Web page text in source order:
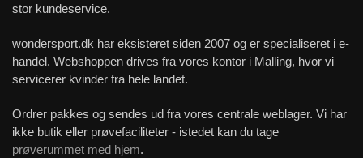
stor kundeservice.
wondersport.dk har eksisteret siden 2007 og er specialiseret i e-
handel. Webshoppen drives fra vores kontor i Malling, hvor vi
servicerer kvinder fra hele landet.
Ordrer pakkes og sendes ud fra vores centrale weblager. Vi har
ikke butik eller prøvefaciliteter - istedet kan du tage
prøverummet med hjem.